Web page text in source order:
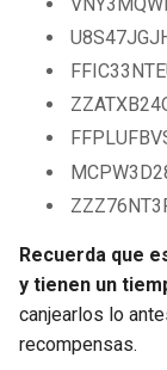
Recuerda que
y tienen un
canjearlos lo
recompensas.